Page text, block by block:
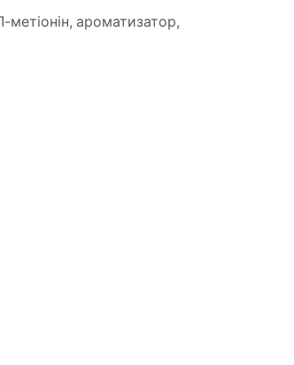
ароматизатор,